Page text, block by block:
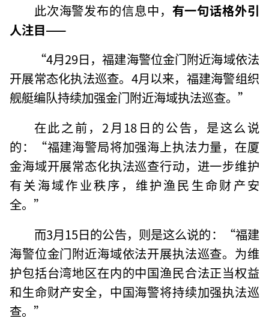
此次海警发布的信息中， 有一句话格外引
人注目——
“4月29日，福建海警位金门附近海域依法
开展常态化执法巡查。4月以来，福建海警组织
舰艇编队持续加强金门附近海域执法巡查。”
在此之前，2月18日的公告，是这么说
的：“福建海警局将加强海上执法力量，在厦
金海域开展常态化执法巡查行动，进一步维护
有关海域作业秩序，维护渔民生命财产安
全。”
而3月15日的公告，则是这么说的：“福建
海警位金门附近海域依法开展执法巡查。为维
护包括台湾地区在内的中国渔民合法正当权益
和生命财产安全，中国海警将持续加强执法巡
查。”